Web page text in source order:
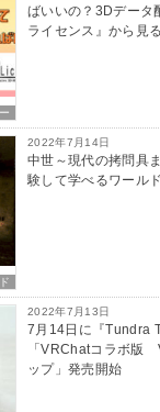
ばいいの？3Dデータ
ライセンス』から見
2022年7月14日
中世～現代の拷問具
験して学べるワールド
2022年7月13日
7月14日に『Tundra
「VRChatコラボ版
ップ」発売開始